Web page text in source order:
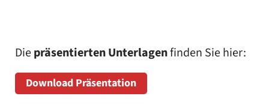
Diepräsentierten Unterlagenfinden Sie hier:
Download Präsentation